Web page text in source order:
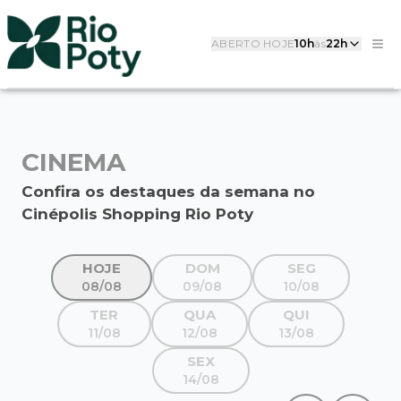
ABERTO HOJE10hàs22h
CINEMA
Confira os destaques da semana no
Cinépolis Shopping Rio Poty
HOJE
08/08
DOM
09/08
SEG
10/08
TER
11/08
QUA
12/08
QUI
13/08
SEX
14/08